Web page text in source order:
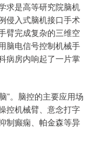
求是高等研究院脑机
侵入式脑机接口手术
臂完成复杂的三维空
脑电信号控制机械手
病房内响起了一片掌
”。脑控的主要应用场
控机械臂、意念打字
制癫痫、帕金森等异